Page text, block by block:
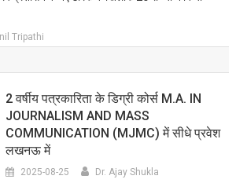
Tripathi
2 वर्षीय पत्रकारिता के डिग्री कोर्स M.A. IN
JOURNALISM AND MASS
COMMUNICATION (MJMC) में सीधे प्रवेश
लखनऊ में
2025-08-25 Dr. Ajay Shukla